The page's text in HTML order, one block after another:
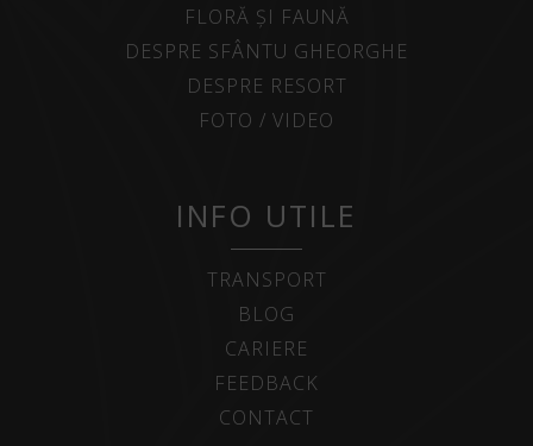
FLORĂ ȘI FAUNĂ
DESPRE SFÂNTU GHEORGHE
DESPRE RESORT
FOTO / VIDEO
INFO UTILE
TRANSPORT
BLOG
CARIERE
FEEDBACK
CONTACT